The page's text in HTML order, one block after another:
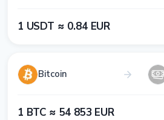
1​ USDT ≈ 0​.8​4​ EUR
Bitcoin
1​ BTC ≈ 5​4​ 8​5​3​ EUR